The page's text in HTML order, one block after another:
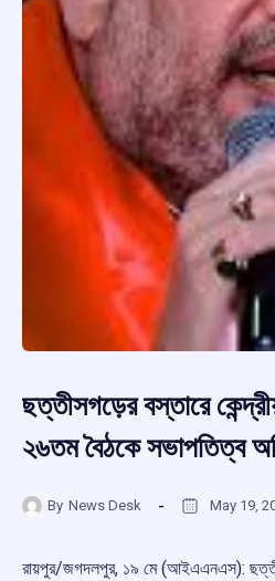
ছত্তীসগড়ের বস্তারে
২৬তম বৈঠকে সভাপতিত্ব
By News Desk May 19,
রায়পুর/জগদলপুর, ১৯ মে (আইএএনএস):